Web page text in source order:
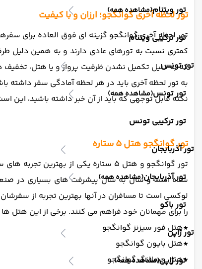
تور ویتنام(مشاهده همه)
تور ترکیبی ویتنام
تور تونس
تور تونس(مشاهده همه)
تور ترکیبی تونس
تور آذربایجان
تور آذربایجان(مشاهده همه)
تور باکو
تور ژاپن
تور ژاپن(مشاهده همه)
تور لحظه آخری گوانگجو؛ ارزان و با کیفیت
تور لحظه آخری گوانگجو گزینه ای فوق العاده برای
کمتری نسبت به تورهای عادی دارند و به همین دلیل
که به دلیل تکمیل نشدن ظرفیت پرواز و یا هتل، تخفیف
به تور لحظه آخری باید در هر لحظه آمادگی سفر داشته
نکته قابل توجهی که باید از آن خبر داشته باشید، این
تور گوانگجو هتل 5 ستاره
تور گوانگجو و هتل 5 ستاره یکی از
شده است و سال به سال پیشرفت های بسیاری در
را برای مهمانان خود فراهم می کنند. برخی از این هتل ها
*هتل فور سیزنز گوانگجو
*هتل بایون گوانگجو
*هتل چیملانگ گوانگجو